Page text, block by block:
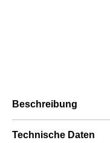
Beschreibung
Technische Daten